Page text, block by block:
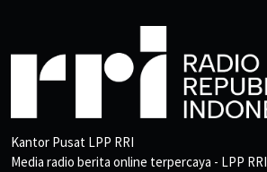
Kantor Pusat LPP RRI
Media radio berita online terpercaya - LPP RRI